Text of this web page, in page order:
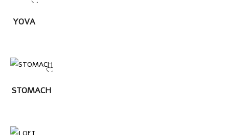
MÁS
YOVA
LEER MÁS
STOMACH